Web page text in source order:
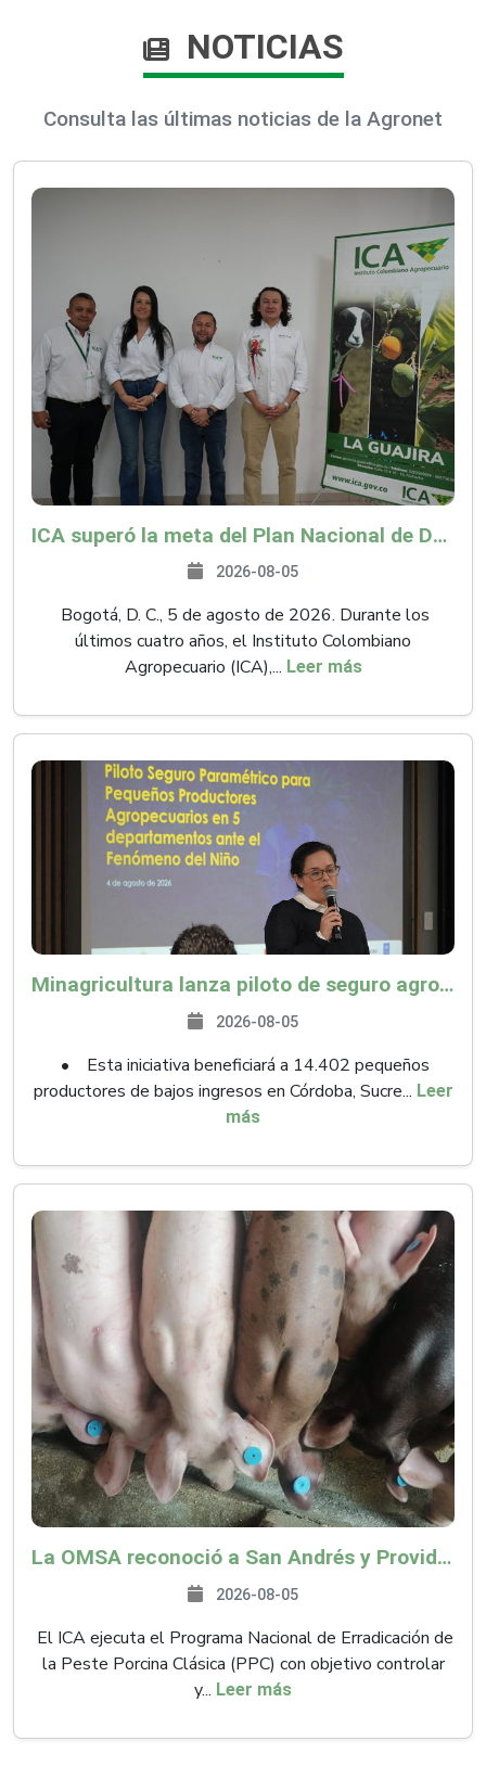
NOTICIAS
Consulta las últimas noticias de la Agronet
ICA superó la meta del Plan Nacional de Desarrollo y abrió 61 mercados internacionales
2026-08-05
Bogotá, D. C., 5 de agosto de 2026. Durante los
últimos cuatro años, el Instituto Colombiano
Agropecuario (ICA),... Leer más
Minagricultura lanza piloto de seguro agropecuario por $9.625 millones para proteger a más de 14.000 pequeños productores contra riesgos del Fenómeno de El Niño
2026-08-05
• Esta iniciativa beneficiará a 14.402 pequeños
productores de bajos ingresos en Córdoba, Sucre... Leer
más
La OMSA reconoció a San Andrés y Providencia como zona libre de Peste Porcina Clásica (PPC)
2026-08-05
El ICA ejecuta el Programa Nacional de Erradicación de
la Peste Porcina Clásica (PPC) con objetivo controlar
y... Leer más